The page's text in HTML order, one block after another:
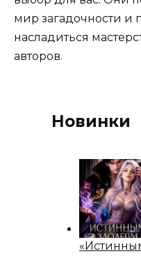
мир загадочности и
насладиться
авторов.
Новинки